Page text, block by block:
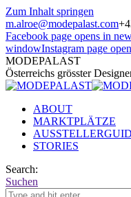
Zum Inhalt springen
m.alroe@modepalast.com
Facebook page opens in
windowInstagram page
MODEPALAST
Österreichs grösster
ABOUT
MARKTPLÄTZE
STORIES
Search:
Suchen